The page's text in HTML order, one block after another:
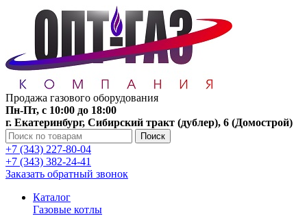
Продажа газового оборудования
Пн-Пт, с 10:00 до 18:00
г. Екатеринбург, Сибирский тракт (дублер), 6 (Домострой)
Поиск
+7 (343) 227-80-04
+7 (343) 382-24-41
Заказать обратный звонок
Каталог
Газовые котлы